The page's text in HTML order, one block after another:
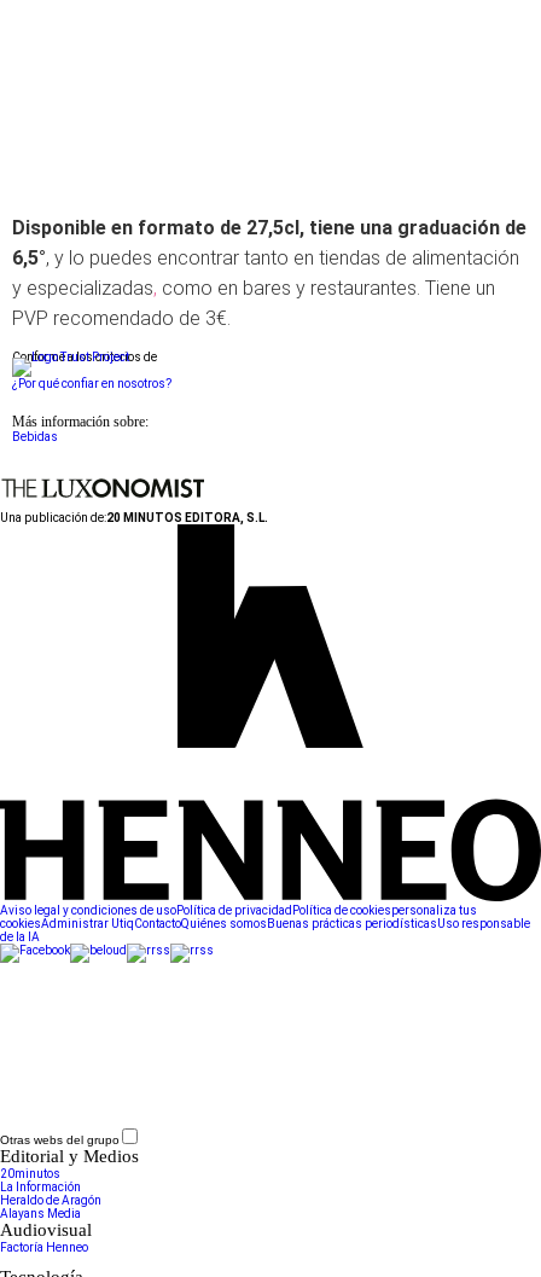
Disponible en formato de 27,5cl, tiene una graduación de
6,5°, y lo puedes encontrar tanto en tiendas de alimentación
y especializadas, como en bares y restaurantes. Tiene un
PVP recomendado de 3€.
Conforme a los criterios de
¿Por qué confiar en nosotros?
Más información sobre:
Bebidas
Una publicación de:20 MINUTOS EDITORA, S.L.
Aviso legal y condiciones de usoPolítica de privacidad Política de cookiespersonaliza tus
cookiesAdministrar UtiqContactoQuiénes somos Buenas prácticas periodísticasUso responsable
de la IA
Otras webs del grupo
Editorial y Medios
20minutos
La Información
Heraldo de Aragón
Alayans Media
Audiovisual
Factoría Henneo